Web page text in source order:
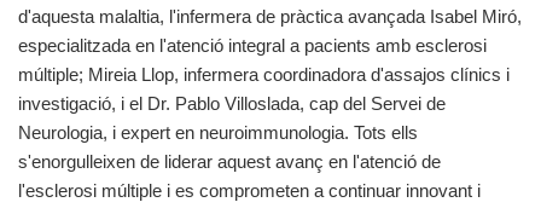
d'aquesta malaltia, l'infermera de pràctica avançada Isabel Miró,
especialitzada en l'atenció integral a pacients amb esclerosi
múltiple; Mireia Llop, infermera coordinadora d'assajos clínics i
investigació, i el Dr. Pablo Villoslada, cap del Servei de
Neurologia, i expert en neuroimmunologia. Tots ells
s'enorgulleixen de liderar aquest avanç en l'atenció de
l'esclerosi múltiple i es comprometen a continuar innovant i